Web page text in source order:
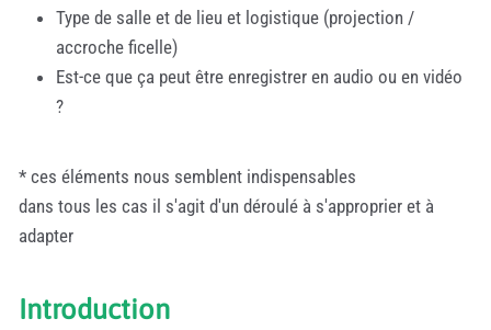
Type de salle et de lieu et logistique (projection /
accroche ficelle)
Est-ce que ça peut être enregistrer en audio ou en vidéo
?
* ces éléments nous semblent indispensables
dans tous les cas il s'agit d'un déroulé à s'approprier et à
adapter
Introduction